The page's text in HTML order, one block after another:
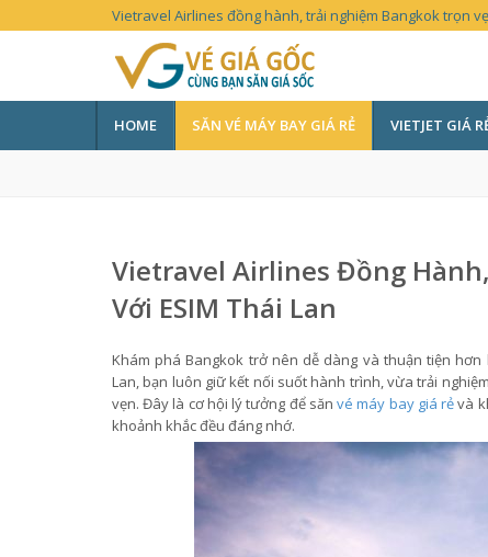
Vietravel Airlines đồng hành, trải nghiệm Bangkok trọn
HOME SĂN VÉ MÁY BAY GIÁ RẺ VIETJET GIÁ
Vietravel Airlines Đồng
Với ESIM Thái Lan
Khám phá Bangkok trở nên dễ dàng và thuận tiện
Lan, bạn luôn giữ kết nối suốt hành trình, vừa trải
vẹn. Đây là cơ hội lý tưởng để sănvé máy bay giá rẻvà
khoảnh khắc đều đáng nhớ.